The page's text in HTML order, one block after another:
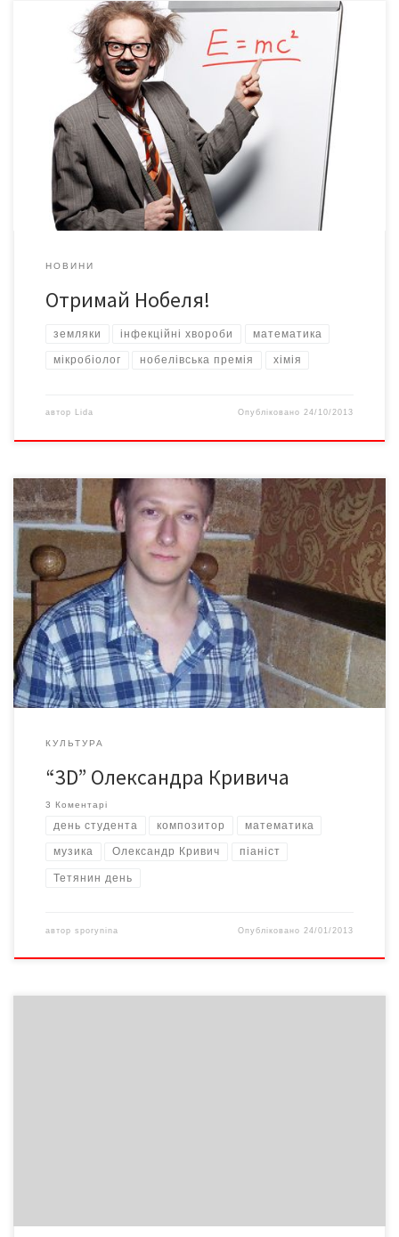
або Хто нинішнього року удостоєний найпрестижнішої
наукової премії в світі? Минулого тижня в Стокгольмі та Осло
відбулася церемонія вручення найпрестижнішої наукової
нагороди, започаткованої винахідником динаміту Альфредом
Нобелем. Хто ж цього року і за які заслуги виборов премію в
розмірі 10 млн. шведських крон? Фізика: Відкрито «частку
Бога» Хто? Пітер […]
НОВИНИ
Отримай Нобеля!
земляки інфекційні хвороби математика
мікробіолог нобелівська премія хімія
автор Lida Опубліковано24/10/2013
Студентські роки прикрасили та ще прикрасять не одне
життя. В Олександра Кривича показник ступеня належності до
студентського братства дорівнює трьом... Про що мріє і як
живе сучасний студент?...
КУЛЬТУРА
“3D” Олександра Кривича
3 Коментарі
день студента композитор математика
музика Олександр Кривич піаніст
Тетянин день
автор sporynina Опубліковано 24/01/2013